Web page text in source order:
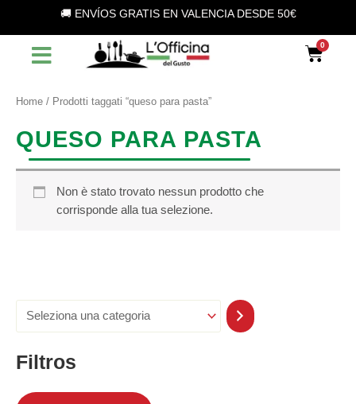
contenuto
🚚 ENVÍOS GRATIS EN VALENCIA DESDE 50€
l
o
u
a
Filtros
Home / Prodotti taggati “queso para pasta”
QUESO PARA PASTA
Non è stato trovato nessun prodotto che
corrisponde alla tua selezione.